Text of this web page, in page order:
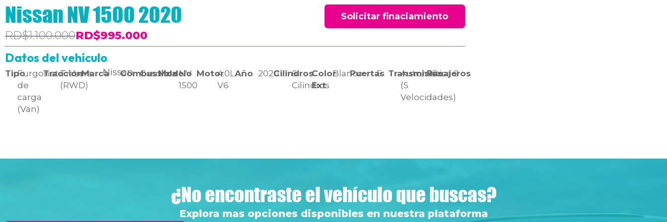
Nissan NV 1500 2020
RD$1.100.000RD$995.000
Solicitar finaciamiento
Datos del vehículo
TipoFurgoneta
de
carga
(Van)
Tracción
Trasera
(RWD)
MarcaNissanCombustible
Gasolina
Modelo
NV
1500
Motor4.0L
V6
Año 2020Cilindros
6
Cilindros
Color
Ext
BlancoPuertas
5 Transmisión
Automática
(5
Velocidades)
Pasajeros
2
¿No encontraste el vehículo que buscas?
Explora mas opciones disponibles en nuestra plataforma